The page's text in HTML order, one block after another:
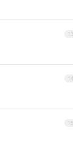
13
14
15